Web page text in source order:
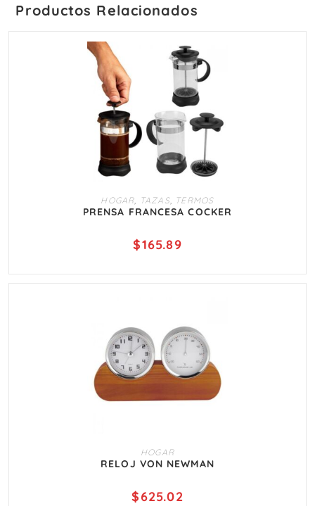
Productos Relacionados
AÑADIR AL CARRITO
HOGAR TAZAS, TERMOS
PRENSA FRANCESA COCKER
$165.89
AÑADIR AL CARRITO
HOGAR
RELOJ VON NEWMAN
$625.02